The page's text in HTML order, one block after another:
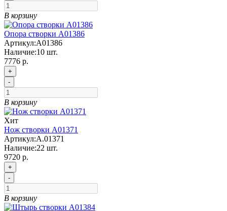
В корзину
Опора створки A01386
Артикул:A01386
Наличие:10 шт.
7776 р.
+
-
В корзину
Хит
Нож створки А01371
Артикул:А.01371
Наличие:22 шт.
9720 р.
+
-
В корзину